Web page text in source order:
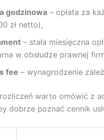
godzinowa – opłata za
zł netto),
– stała miesięczna
w obsłudze prawnej
fee – wynagrodzenie
warto omówić z
dobrze poznać cennik